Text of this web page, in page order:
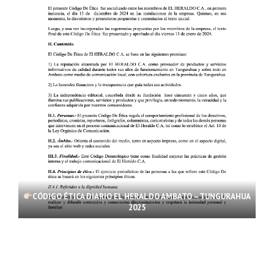
CÓDIGO ÉTICA DIARIO EL HERALDO AMBATO – TUNGURAHUA
2025